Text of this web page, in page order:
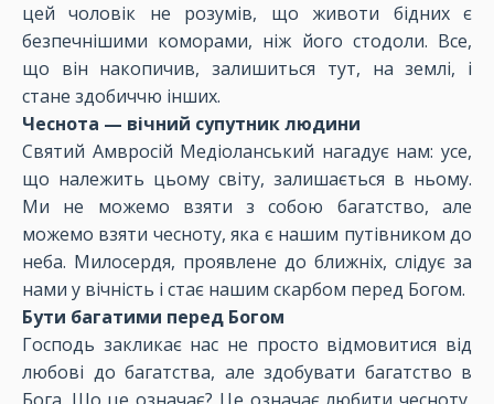
цей чоловік не розумів, що животи бідних є
безпечнішими коморами, ніж його стодоли. Все,
що він накопичив, залишиться тут, на землі, і
стане здобиччю інших.
Чеснота — вічний супутник людини
Святий Амвросій Медіоланський нагадує нам: усе,
що належить цьому світу, залишається в ньому.
Ми не можемо взяти з собою багатство, але
можемо взяти чесноту, яка є нашим путівником до
неба. Милосердя, проявлене до ближніх, слідує за
нами у вічність і стає нашим скарбом перед Богом.
Бути багатими перед Богом
Господь закликає нас не просто відмовитися від
любові до багатства, але здобувати багатство в